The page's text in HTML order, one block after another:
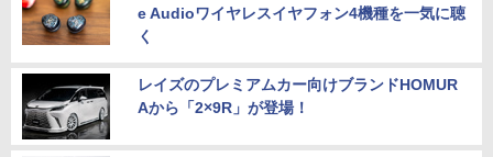
e Audioワイヤレスイヤフォン4機種を一気に聴
く
レイズのプレミアムカー向けブランドHOMUR
Aから「2×9R」が登場！